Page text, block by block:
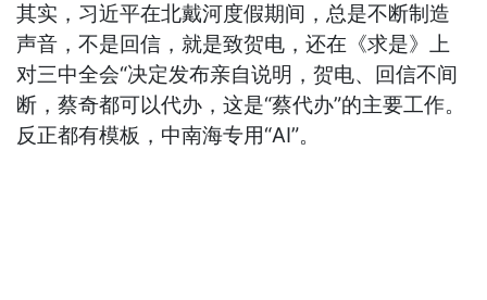
其实，习近平在北戴河度假期间，总是不断制造
声音，不是回信，就是致贺电，还在《求是》上
对三中全会“决定发布亲自说明，贺电、回信不间
断，蔡奇都可以代办，这是“蔡代办”的主要工作。
反正都有模板，中南海专用“AI”。